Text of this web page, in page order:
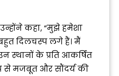
कहा, “मुझे हमेशा
दिलचस्प लगे हैं। मैं
स्थानों के प्रति आकर्षित
से मजबूत और सौंदर्य की